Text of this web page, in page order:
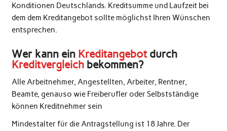
Konditionen Deutschlands. Kreditsumme und Laufzeit bei
dem dem Kreditangebot sollte möglichst Ihren Wünschen
entsprechen.
Wer kann ein Kreditangebotdurch
Kreditvergleichbekommen?
Alle Arbeitnehmer, Angestellten, Arbeiter, Rentner,
Beamte, genauso wie Freiberufler oder Selbstständige
können Kreditnehmer sein
Mindestalter für die Antragstellung ist 18 Jahre. Der